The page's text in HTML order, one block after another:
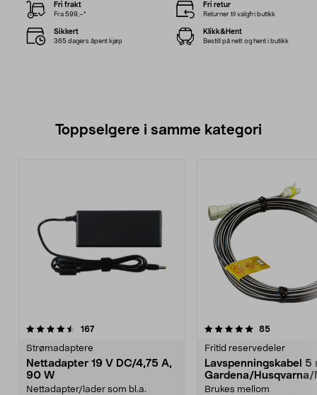
Fri frakt
Fra 599,–*
Fri retur
Returner til valgfri butikk
Sikkert
365 dagers åpent kjøp
Klikk&Hent
Bestill på nett og hent i butikk
Toppselgere i samme kategori
167anmeldelser
Strømadaptere
Nettadapter 19 V DC/4,75 A,
90 W
Nettadapter/lader som bl.a.
5.0 av 5 stjerner 85
Fritid reservedeler
Lavspenningskabel 5
Gardena/Husqvarna/
ch/Flymo
Brukes mellom
4.0 av 5 stjerner